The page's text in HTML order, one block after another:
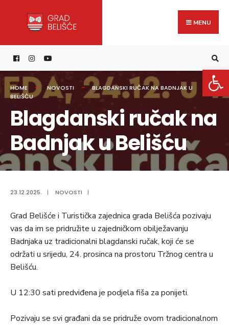
content
MENU
HOME NOVOSTI
BLAGDANSKI RUČAK NA BADNJAK U
BELIŠĆU
Blagdanski ručak na
Badnjak u Belišću
23.12.2025. | NOVOSTI |
Grad Belišće i Turistička zajednica grada Belišća pozivaju
vas da im se pridružite u zajedničkom obilježavanju
Badnjaka uz tradicionalni blagdanski ručak, koji će se
održati u srijedu, 24. prosinca na prostoru Tržnog centra u
Belišću.
U 12:30 sati predviđena je podjela fiša za ponijeti.
Pozivaju se svi građani da se pridruže ovom tradicionalnom
for: